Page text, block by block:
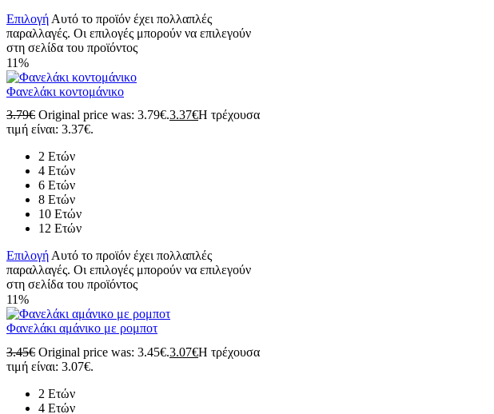
Επιλογή Αυτό το προϊόν έχει πολλαπλές
παραλλαγές. Οι επιλογές μπορούν να επιλεγούν
στη σελίδα του προϊόντος
11%
Φανελάκι κοντομάνικο
3.79€ Original price was: 3.79€.3.37€Η τρέχουσα
τιμή είναι: 3.37€.
2 Ετών
4 Ετών
6 Ετών
8 Ετών
10 Ετών
12 Ετών
ΕπιλογήΑυτό το προϊόν έχει πολλαπλές
παραλλαγές. Οι επιλογές μπορούν να επιλεγούν
στη σελίδα του προϊόντος
11%
Φανελάκι αμάνικο με ρομποτ
3.45€ Original price was: 3.45€.3.07€Η τρέχουσα
τιμή είναι: 3.07€.
2 Ετών
4 Ετών